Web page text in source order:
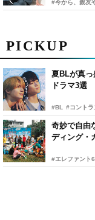
PICKUP
夏BLが真っ
ドラマ3選
#BL #コントラ
奇妙で自由
ディング・
#エレファント
#今から、親友